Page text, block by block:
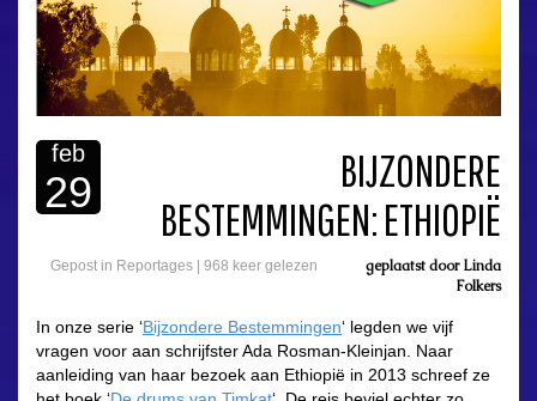
feb
29
BIJZONDERE
BESTEMMINGEN: ETHIOPIË
Gepost in Reportages 968 keer gelezen geplaatst doorLinda
Folkers
In onze serie ‘Bijzondere Bestemmingen‘ legden we vijf
vragen voor aan schrijfster Ada Rosman-Kleinjan. Naar
aanleiding van haar bezoek aan Ethiopië in 2013 schreef ze